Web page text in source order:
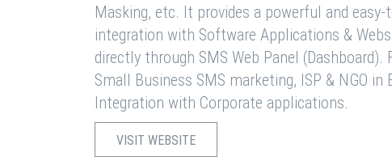
Masking, etc. It provides a powerful and
integration with Software Applications &
directly through SMS Web Panel
Small Business SMS marketing, ISP & NGO in
Integration with Corporate applications.
VISIT WEBSITE